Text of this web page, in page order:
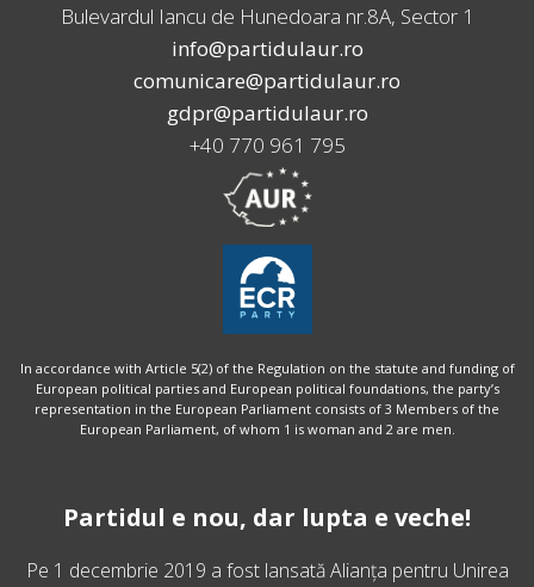
Bulevardul Iancu de Hunedoara nr.8A, Sector 1
info@partidulaur.ro
comunicare@partidulaur.ro
gdpr@partidulaur.ro
+40 770 961 795
In accordance with Article 5(2) of the Regulation on the statute and funding of
European political parties and European political foundations, the party’s
representation in the European Parliament consists of 3 Members of the
European Parliament, of whom 1 is woman and 2 are men.
Partidul e nou, dar lupta e veche!
Pe 1 decembrie 2019 a fost lansatăAlianța pentru Unirea